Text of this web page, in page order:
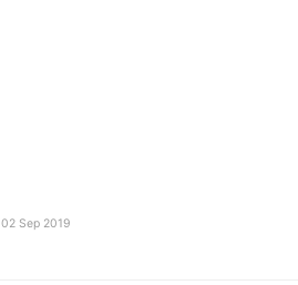
02 Sep 2019